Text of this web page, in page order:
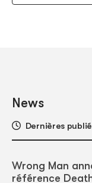
News
Dernières
Wrong Man
référence